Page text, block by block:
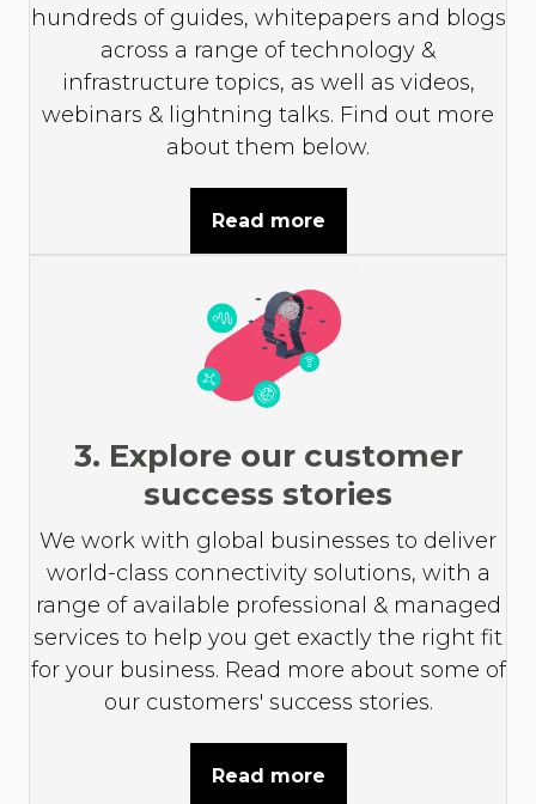
hundreds of guides, whitepapers and blogs
across a range of technology &
infrastructure topics, as well as videos,
webinars & lightning talks. Find out more
about them below.
Read more
3. Explore our customer
success stories
We work with global businesses to deliver
world-class connectivity solutions, with a
range of available professional & managed
services to help you get exactly the right fit
for your business. Read more about some of
our customers' success stories.
Read more